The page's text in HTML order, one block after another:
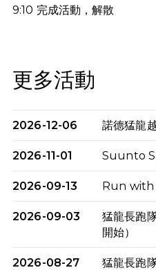
9:10 完成活動，解散
更多活動
2026-12-06 諾德猛龍
2026-11-01 Suunto
2026-09-13 Run with
2026-09-03
猛龍長跑
開始）
2026-08-27
猛龍長跑